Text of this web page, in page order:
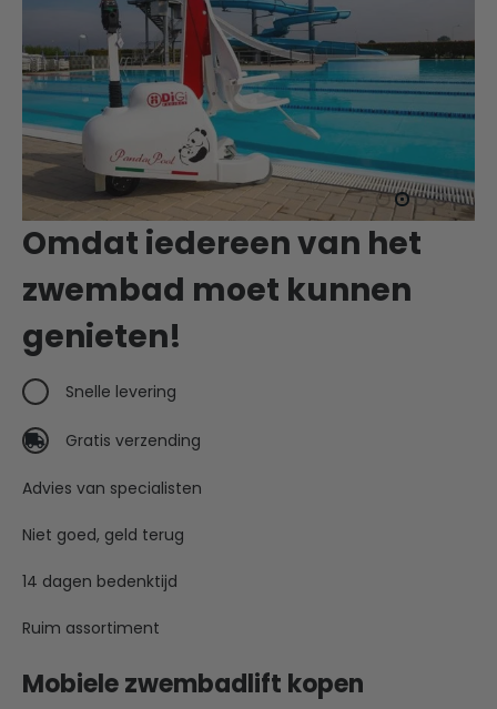
Omdat iedereen van het
zwembad moet kunnen
genieten!
Snelle levering
Gratis verzending
Advies van specialisten
Niet goed, geld terug
14 dagen bedenktijd
Ruim assortiment
Mobiele zwembadlift kopen